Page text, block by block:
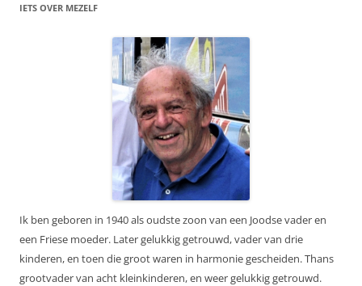
IETS OVER MEZELF
Ik ben geboren in 1940 als oudste zoon van een Joodse vader en
een Friese moeder. Later gelukkig getrouwd, vader van drie
kinderen, en toen die groot waren in harmonie gescheiden. Thans
grootvader van acht kleinkinderen, en weer gelukkig getrouwd.